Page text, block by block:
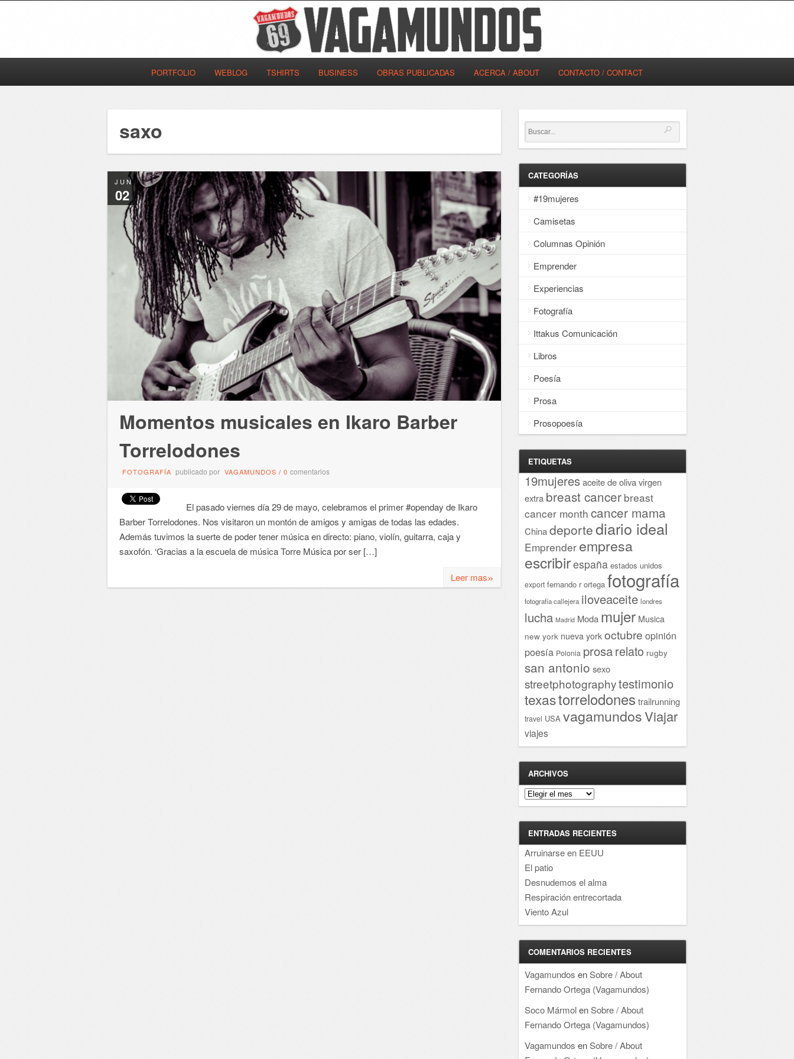
PORTFOLIO WEBLOG TSHIRTS BUSINESS OBRAS PUBLICADAS ACERCA / ABOUT CONTACTO / CONTACT
saxo
JUN
02
Momentos musicales en Ikaro Barber
Torrelodones
FOTOGRAFÍA publicado por VAGAMUNDOS / 0 comentarios
El pasado viernes día 29 de mayo, celebramos el primer #openday de Ikaro
Barber Torrelodones. Nos visitaron un montón de amigos y amigas de todas las edades.
Además tuvimos la suerte de poder tener música en directo: piano, violín, guitarra, caja y
saxofón. ‘Gracias a la escuela de música Torre Música por ser […]
Leer mas»
CATEGORÍAS
#19mujeres
Camisetas
Columnas Opinión
Emprender
Experiencias
Fotografía
Ittakus Comunicación
Libros
Poesía
Prosa
Prosopoesía
ETIQUETAS
19mujeresaceite de oliva virgen
extra breast cancer breast
cancer month cancer mama
Chinadeportediario ideal
Emprender empresa
escribirespaña estados unidos
export fernando r ortega fotografía
fotografía callejera iloveaceite londres
lucha Madrid Moda mujer Musica
new york nueva york octubre opinión
poesía Polonia prosarelato rugby
san antonio sexo
streetphotographytestimonio
texastorrelodones trailrunning
travel USA vagamundosViajar
viajes
ARCHIVOS
Archivos
ENTRADAS RECIENTES
Arruinarse en EEUU
El patio
Desnudemos el alma
Respiración entrecortada
Viento Azul
COMENTARIOS RECIENTES
Vagamundos enSobre / About
Fernando Ortega (Vagamundos)
Soco MármolenSobre / About
Fernando Ortega (Vagamundos)
Vagamundos enSobre / About